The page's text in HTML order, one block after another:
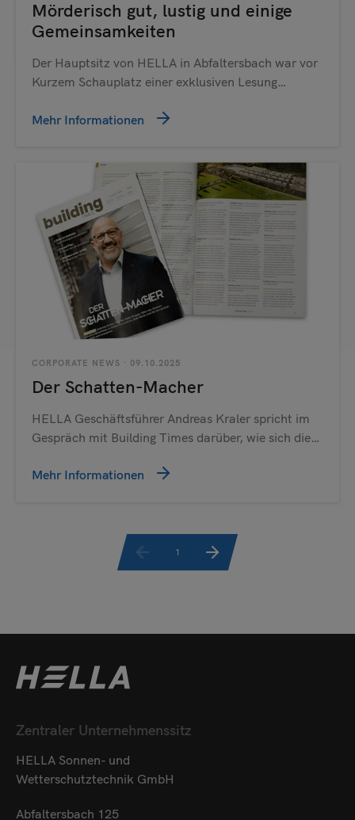
Mörderisch gut, lustig und einige
Gemeinsamkeiten
Der Hauptsitz von HELLA in Abfaltersbach war vor
Kurzem Schauplatz einer exklusiven Lesung…
Mehr Informationen
CORPORATE NEWS · 09.10.2025
Der Schatten-Macher
HELLA Geschäftsführer Andreas Kraler spricht im
Gespräch mit Building Times darüber, wie sich die…
Mehr Informationen
1
Zentraler Unternehmenssitz
HELLA Sonnen- und
Wetterschutztechnik GmbH
Abfaltersbach 125